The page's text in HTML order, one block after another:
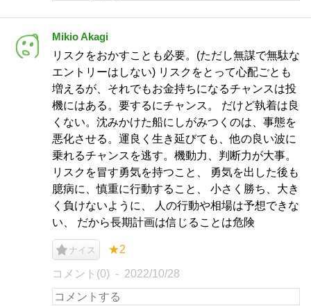
Mikio Akagi
リスクをおかすことも必要。(ただし無謀で無駄な
エントリーはしない) リスクをとって心配ごとも
増えるが、それでもお金持ちになるチャンスは投
機にはある。要するにチャンス。 だけど執着は良
くない。沈みかけた船にしがみつくのは、事態を
悪化させる。運良く生き延びても、他の良い波に
乗れるチャンスを逃す。機動力、判断力が大事。
リスクを冒す勇気を持つこと、 勇気を出した後も
臆病に、慎重に行動すること、 小さく勝ち、大き
く負けないように、 人の行動や相場は予想できな
い、 だから長期計画は信じることは危険
ナイス ★2
コメント(0) 2022/10/28